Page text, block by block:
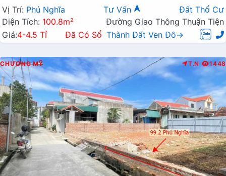
Vị Trí: Phú Nghĩa Tư Vấn
Đất Thổ Cư
Diện Tích: 100.8m²
Đường Giao Thông Thuận Tiện
Giá:4-4.5 Tỉ Đã Có Sổ Thành Đất Ven Đô→
CHƯƠNG MỸ T.N 1448